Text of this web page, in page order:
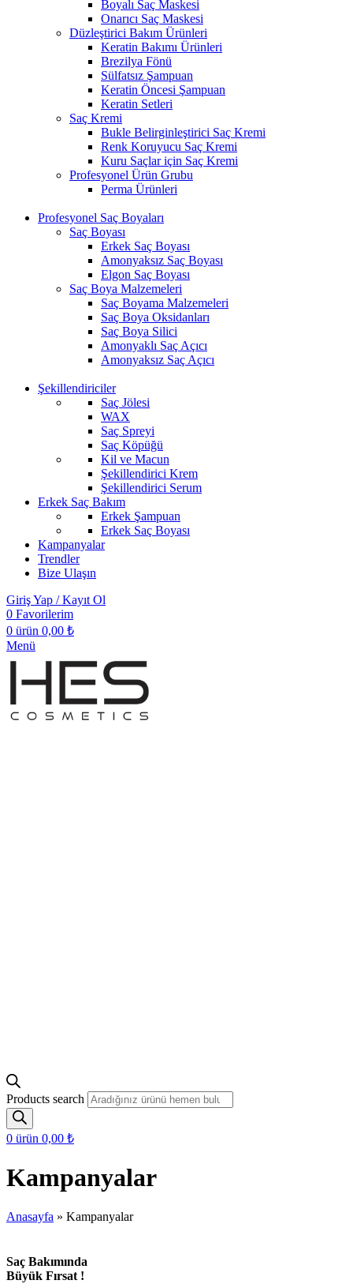
Boyalı Saç Maskesi
Onarıcı Saç Maskesi
Düzleştirici Bakım Ürünleri
Keratin Bakımı Ürünleri
Brezilya Fönü
Sülfatsız Şampuan
Keratin Öncesi Şampuan
Keratin Setleri
Saç Kremi
Bukle Belirginleştirici Saç Kremi
Renk Koruyucu Saç Kremi
Kuru Saçlar için Saç Kremi
Profesyonel Ürün Grubu
Perma Ürünleri
Profesyonel Saç Boyaları
Saç Boyası
Erkek Saç Boyası
Amonyaksız Saç Boyası
Elgon Saç Boyası
Saç Boya Malzemeleri
Saç Boyama Malzemeleri
Saç Boya Oksidanları
Saç Boya Silici
Amonyaklı Saç Açıcı
Amonyaksız Saç Açıcı
Şekillendiriciler
Saç Jölesi
WAX
Saç Spreyi
Saç Köpüğü
Kil ve Macun
Şekillendirici Krem
Şekillendirici Serum
Erkek Saç Bakım
Erkek Şampuan
Erkek Saç Boyası
Kampanyalar
Trendler
Bize Ulaşın
Giriş Yap / Kayıt Ol
0 Favorilerim
0 ürün 0,00 ₺
Menü
Products search
0 ürün 0,00 ₺
Kampanyalar
Anasayfa » Kampanyalar
Saç Bakımında
Büyük Fırsat !